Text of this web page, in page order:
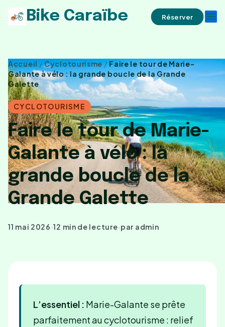
Bike Caraïbe Réserver menu
Accueil /Cyclotourisme/Faire le tour de Marie-
Galante à vélo : la grande boucle de la Grande
Galette
CYCLOTOURISME
Faire le tour de Marie-
Galante à vélo : la
grande boucle de la
Grande Galette
11 mai 2026 ·12 min de lecture·par admin
L’essentiel : Marie-Galante se prête
parfaitement au cyclotourisme : relief